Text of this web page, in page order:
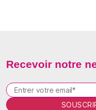
Recevoir notre